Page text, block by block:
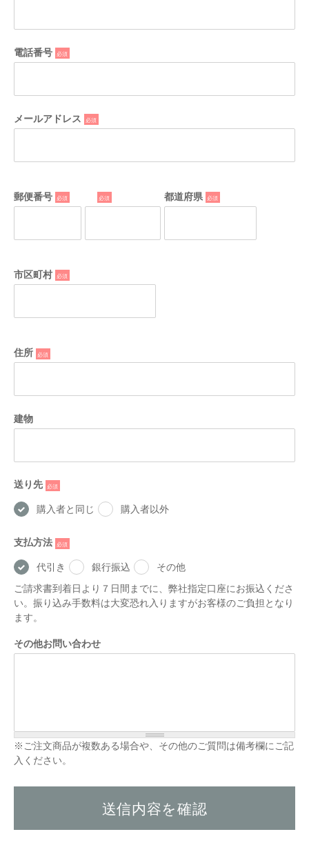
電話番号
*
メールアドレス*
郵便番号
* 都道府県
*
市区町村
*
住所
*
建物
送り先
*
購入者と同じ
購入者以外
支払方法
*
代引き
銀行振込
その他
ご請求書到着日より７日間までに、弊社指定口座にお振込くださ
い。振り込み手数料は大変恐れ入りますがお客様のご負担となり
ます。
その他お問い合わせ
※ご注文商品が複数ある場合や、その他のご質問は備考欄にご記
入ください。